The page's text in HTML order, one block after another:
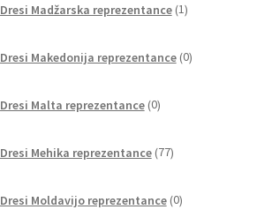
Dresi Madžarska reprezentance 1izdelek
Dresi Makedonija reprezentance 0izdelkov
Dresi Malta reprezentance 0izdelkov
Dresi Mehika reprezentance 77izdelkov
Dresi Moldavijo reprezentance 0izdelkov